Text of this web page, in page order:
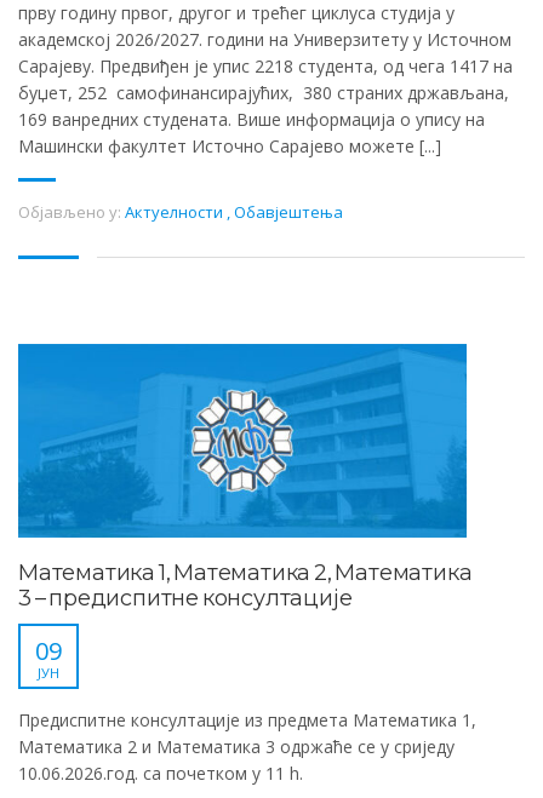
прву годину првог, другог и трећег циклуса студија у
академској 2026/2027. години на Универзитету у Источном
Сарајеву. Предвиђен је упис 2218 студента, од чега 1417 на
буџет, 252 самофинансирајућих, 380 страних држављана,
169 ванредних студената. Више информација о упису на
Машински факултет Источно Сарајево можете [...]
Објављено у: Актуелности ,Обавјештења
Математика 1, Математика 2, Математика
3 – предиспитне консултације
09
ЈУН
Предиспитне консултације из предмета Математика 1,
Математика 2 и Математика 3 одржаће се у сриједу
10.06.2026.год. са почетком у 11 h.